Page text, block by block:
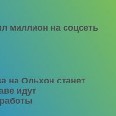
миллион на соцсеть
на Ольхон станет
идут